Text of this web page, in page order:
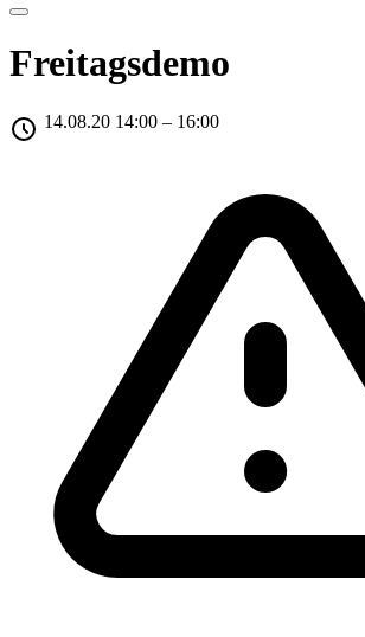
Freitagsdemo
14.08.20 14:00 – 16:00